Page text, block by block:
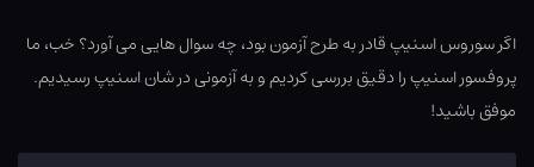
اگر سوروس اسنیپ قادر به طرح آزمون بود، چه سوال هایی می آورد؟ خب، ما
پروفسور اسنیپ را دقیق بررسی کردیم و به آزمونی در شان اسنیپ رسیدیم.
موفق باشید!